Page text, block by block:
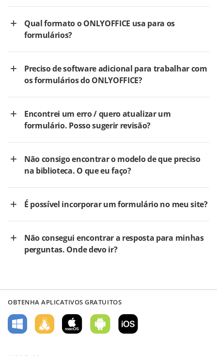
Qual formato o ONLYOFFICE usa para os
formulários?
Preciso de software adicional para trabalhar com
os formulários do ONLYOFFICE?
Encontrei um erro / quero atualizar um
formulário. Posso sugerir revisão?
Não consigo encontrar o modelo de que preciso
na biblioteca. O que eu faço?
É possível incorporar um formulário no meu site?
Não consegui encontrar a resposta para minhas
perguntas. Onde devo ir?
OBTENHA APLICATIVOS GRATUITOS